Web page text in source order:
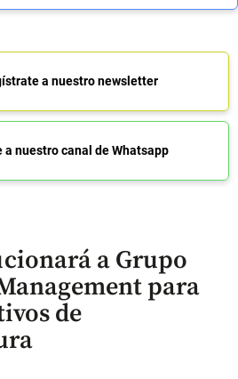
a nuestro newsletter
a nuestro canal de Whatsapp
a Grupo
para
de